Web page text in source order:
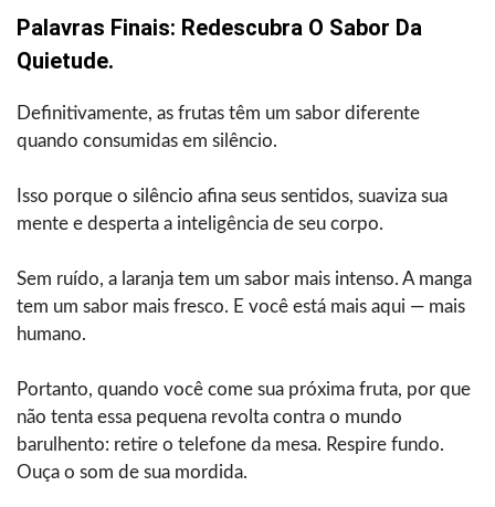
Palavras Finais: Redescubra O Sabor Da
Quietude.
Definitivamente, as frutas têm um sabor diferente
quando consumidas em silêncio.
Isso porque o silêncio afina seus sentidos, suaviza sua
mente e desperta a inteligência de seu corpo.
Sem ruído, a laranja tem um sabor mais intenso. A manga
tem um sabor mais fresco. E você está mais aqui — mais
humano.
Portanto, quando você come sua próxima fruta, por que
não tenta essa pequena revolta contra o mundo
barulhento: retire o telefone da mesa. Respire fundo.
Ouça o som de sua mordida.